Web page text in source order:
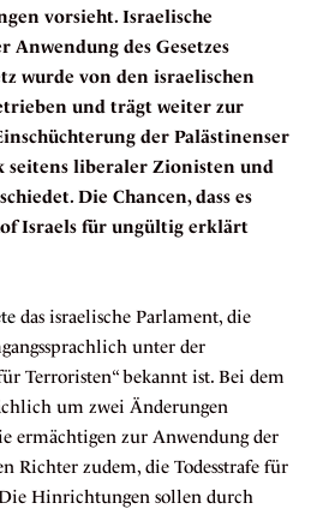
vorsieht. Israelische
Anwendung des Gesetzes
wurde von den israelischen
und trägt weiter zur
der Palästinenser
seitens liberaler Zionisten und
Die Chancen, dass es
Israels für ungültig erklärt
das israelische Parlament, die
unter der
Terroristen“ bekannt ist. Bei dem
um zwei Änderungen
ermächtigen zur Anwendung der
Richter zudem, die Todesstrafe für
Hinrichtungen sollen durch